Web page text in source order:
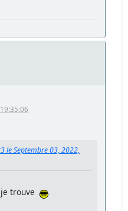
le Septembre 03, 2022,
je trouve